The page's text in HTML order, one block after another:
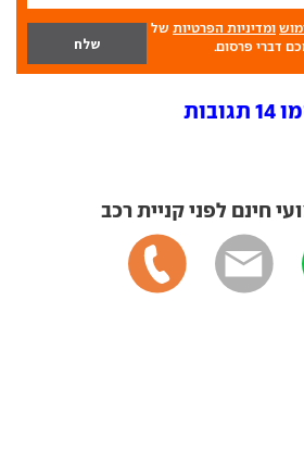
ומדיניות הפרטיות של
חינם לפני קניית רכב